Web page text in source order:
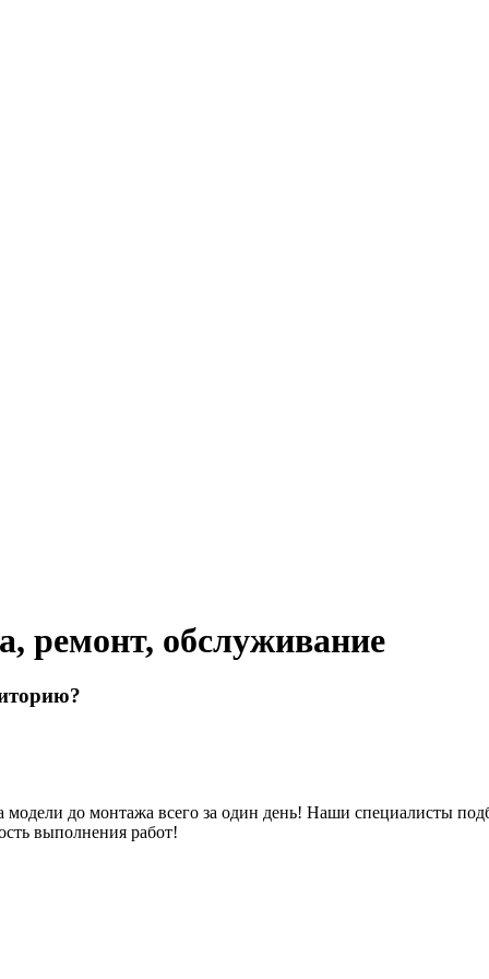
ремонт, обслуживание
до монтажа всего за один день! Наши специалисты
выполнения работ!